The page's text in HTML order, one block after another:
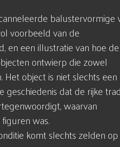
balustervormige
voorbeeld van de
en een illustratie van hoe de
ontwierp die zowel
object is niet slechts een
geschiedenis dat de rijke
waarvan
was.
komt slechts zelden